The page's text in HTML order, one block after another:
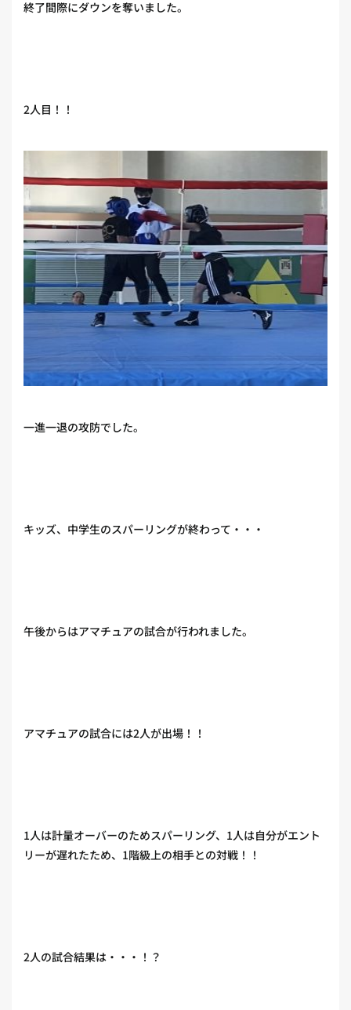
終了間際にダウンを奪いました。
2人目！！
一進一退の攻防でした。
キッズ、中学生のスパーリングが終わって・・・
午後からはアマチュアの試合が行われました。
アマチュアの試合には2人が出場！！
1人は計量オーバーのためスパーリング、1人は自分がエント
リーが遅れたため、1階級上の相手との対戦！！
2人の試合結果は・・・！？